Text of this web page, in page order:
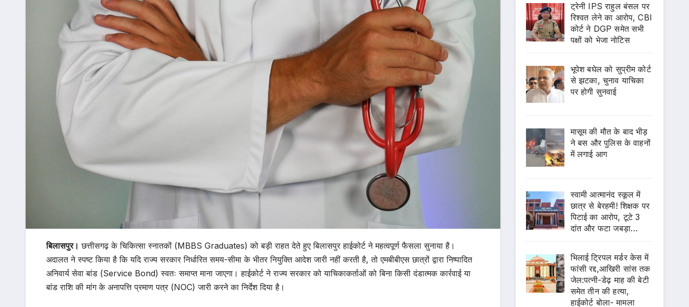
बिलासपुर। छत्तीसगढ़ के चिकित्सा स्नातकों (MBBS Graduates) को बड़ी राहत देते हुए बिलासपुर हाईकोर्ट ने महत्वपूर्ण फैसला सुनाया है।
अदालत ने स्पष्ट किया है कि यदि राज्य सरकार निर्धारित समय-सीमा के भीतर नियुक्ति आदेश जारी नहीं करती है, तो एमबीबीएस छात्रों द्वारा निष्पादित
अनिवार्य सेवा बांड (Service Bond) स्वतः समाप्त माना जाएगा। हाईकोर्ट ने राज्य सरकार को याचिकाकर्ताओं को बिना किसी दंडात्मक कार्रवाई या
बांड राशि की मांग के अनापत्ति प्रमाण पत्र (NOC) जारी करने का निर्देश दिया है।
ट्रेनी IPS राहुल बंसल पर
रिश्वत लेने का आरोप, CBI
कोर्ट ने DGP समेत सभी
पक्षों को भेजा नोटिस
भूपेश बघेल को सुप्रीम कोर्ट
से झटका, चुनाव याचिका
पर होगी सुनवाई
मासूम की मौत के बाद भीड़
ने बस और पुलिस के वाहनों
में लगाई आग
स्वामी आत्मानंद स्कूल में
छात्र से बेरहमी! शिक्षक पर
पिटाई का आरोप, टूटे 3
दांत और फटा जबड़ा…
भिलाई ट्रिपल मर्डर केस में
फांसी रद्द,आखिरी सांस तक
जेल:पत्नी-डेढ़ माह की बेटी
समेत तीन की हत्या,
हाईकोर्ट बोला- मामला